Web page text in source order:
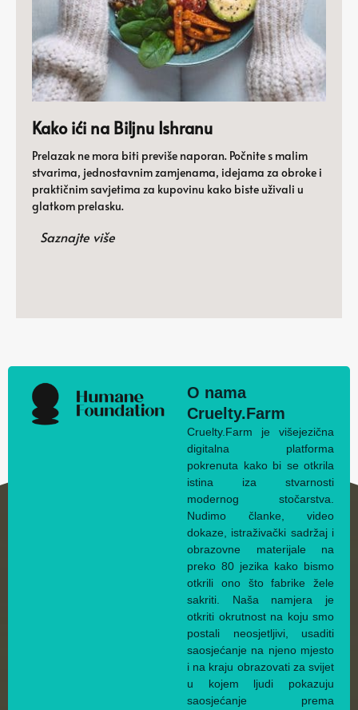
Kako ići na Biljnu Ishranu
Prelazak ne mora biti previše naporan. Počnite s malim
stvarima, jednostavnim zamjenama, idejama za obroke i
praktičnim savjetima za kupovinu kako biste uživali u
glatkom prelasku.
Saznajte više
O nama
Cruelty.Farm
Cruelty.Farm je višejezična
digitalna platforma
pokrenuta kako bi se otkrila
istina iza stvarnosti
modernog stočarstva.
Nudimo članke, video
dokaze, istraživački sadržaj i
obrazovne materijale na
preko 80 jezika kako bismo
otkrili ono što fabrike žele
sakriti. Naša namjera je
otkriti okrutnost na koju smo
postali neosjetljivi, usaditi
saosjećanje na njeno mjesto
i na kraju obrazovati za svijet
u kojem ljudi pokazuju
saosjećanje prema